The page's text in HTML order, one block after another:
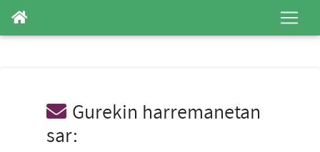
Gurekin harremanetan
sar: